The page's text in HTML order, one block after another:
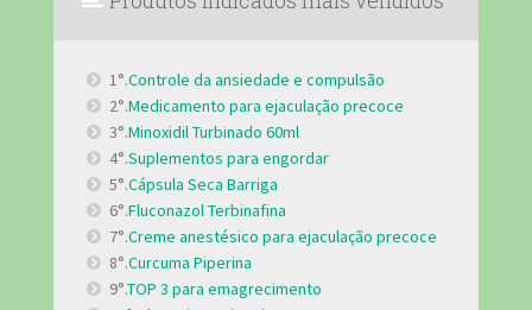
1°.Controle da ansiedade e compulsão
2°.Medicamento para ejaculação precoce
3°.Minoxidil Turbinado 60ml
4°.Suplementos para engordar
5°.Cápsula Seca Barriga
6°.Fluconazol Terbinafina
7°.Creme anestésico para ejaculação precoce
8°.Curcuma Piperina
9°.TOP 3 para emagrecimento